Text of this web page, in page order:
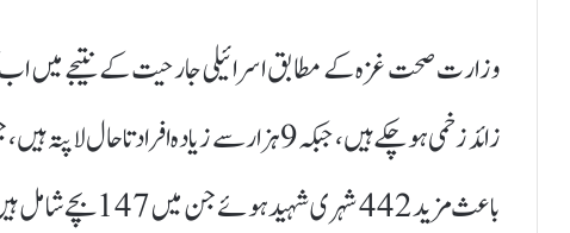
زائد زخمی ہو چکے ہیں، جبکہ 9 ہزار سے زیادہ